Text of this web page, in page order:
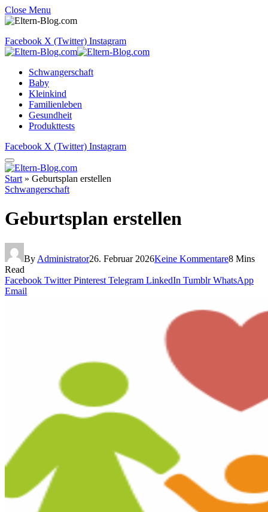
Close Menu
Facebook X (Twitter) Instagram
Schwangerschaft
Baby
Kleinkind
Familienleben
Gesundheit
Produkttests
Facebook X (Twitter) Instagram
Start » Geburtsplan erstellen
Schwangerschaft
Geburtsplan erstellen
By Administrator26. Februar 2026Keine Kommentare8 Mins
Read
Facebook Twitter Pinterest Telegram LinkedIn Tumblr WhatsApp
Email